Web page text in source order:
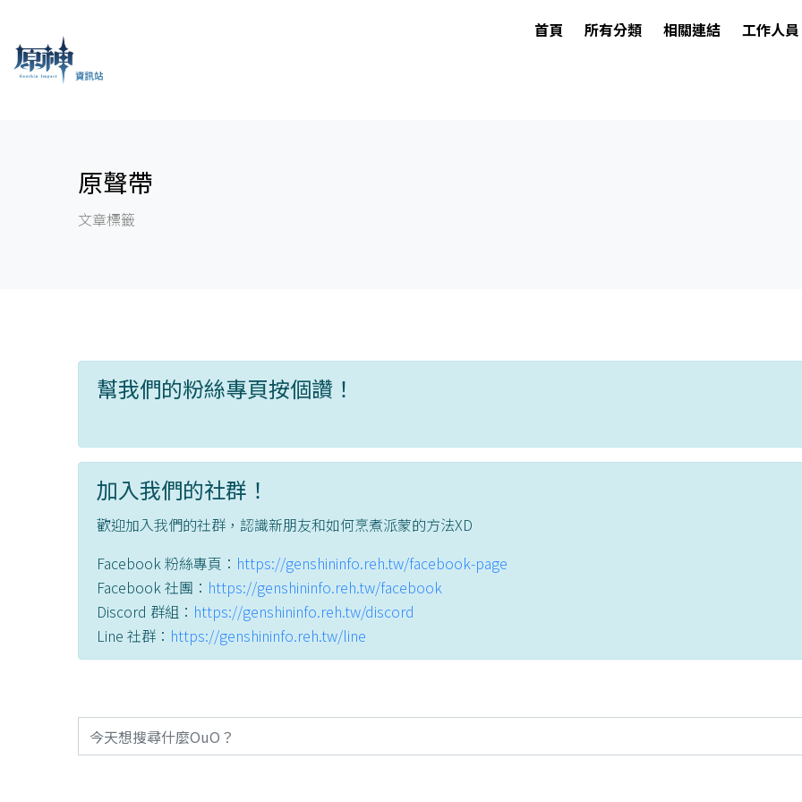
首頁 所有分類 相關連結 工作人員
原聲帶
文章標籤
幫我們的粉絲專頁按個讚！
加入我們的社群！
歡迎加入我們的社群，認識新朋友和如何烹煮派蒙的方法XD
Facebook 粉絲專頁： https://genshininfo.reh.tw/facebook-page
Facebook 社團： https://genshininfo.reh.tw/facebook
Discord 群組： https://genshininfo.reh.tw/discord
Line 社群： https://genshininfo.reh.tw/line